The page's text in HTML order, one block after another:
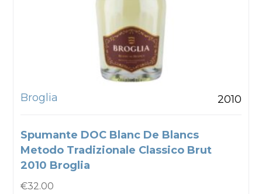
Broglia 2010
Spumante DOC Blanc De Blancs
Metodo Tradizionale Classico Brut
2010 Broglia
€32.00